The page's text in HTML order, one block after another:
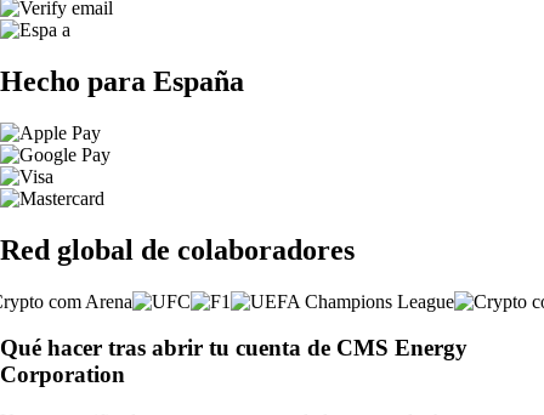
Hecho para España
Red global de colaboradores
Qué hacer tras abrir tu cuenta de CMS Energy
Corporation